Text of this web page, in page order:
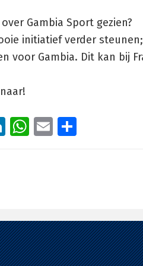
Gambia Sport gezien?
initiatief verder
voor Gambia. Dit kan bij
LinkedIn
WhatsApp
Email